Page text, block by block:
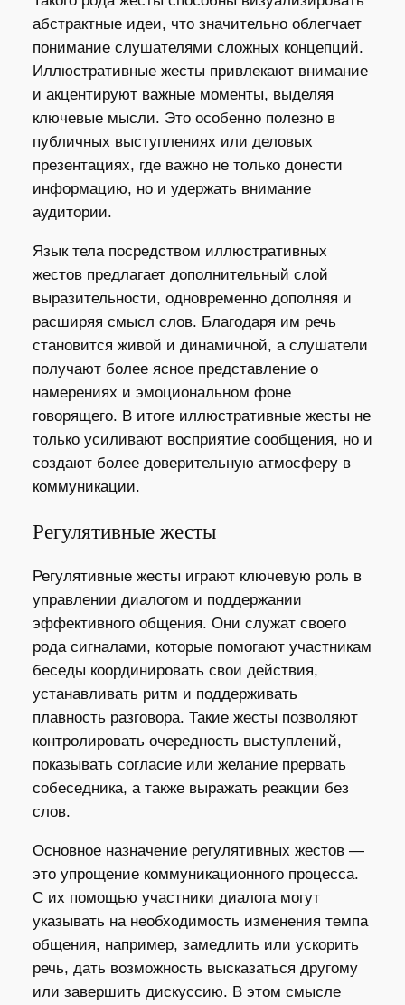
абстрактные идеи, что значительно облегчает
понимание слушателями сложных концепций.
Иллюстративные жесты привлекают внимание
и акцентируют важные моменты, выделяя
ключевые мысли. Это особенно полезно в
публичных выступлениях или деловых
презентациях, где важно не только донести
информацию, но и удержать внимание
аудитории.
Язык тела посредством иллюстративных
жестов предлагает дополнительный слой
выразительности, одновременно дополняя и
расширяя смысл слов. Благодаря им речь
становится живой и динамичной, а слушатели
получают более ясное представление о
намерениях и эмоциональном фоне
говорящего. В итоге иллюстративные жесты не
только усиливают восприятие сообщения, но и
создают более доверительную атмосферу в
коммуникации.
Регулятивные жесты
Регулятивные жесты играют ключевую роль в
управлении диалогом и поддержании
эффективного общения. Они служат своего
рода сигналами, которые помогают участникам
беседы координировать свои действия,
устанавливать ритм и поддерживать
плавность разговора. Такие жесты позволяют
контролировать очередность выступлений,
показывать согласие или желание прервать
собеседника, а также выражать реакции без
слов.
Основное назначение регулятивных жестов —
это упрощение коммуникационного процесса.
С их помощью участники диалога могут
указывать на необходимость изменения темпа
общения, например, замедлить или ускорить
речь, дать возможность высказаться другому
или завершить дискуссию. В этом смысле